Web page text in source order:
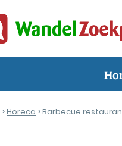
>Horeca > Barbecue